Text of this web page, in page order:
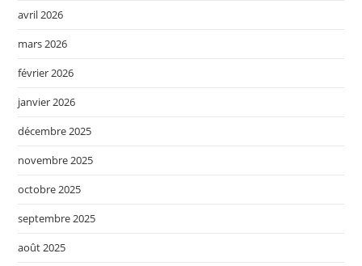
avril 2026
mars 2026
février 2026
janvier 2026
décembre 2025
novembre 2025
octobre 2025
septembre 2025
août 2025